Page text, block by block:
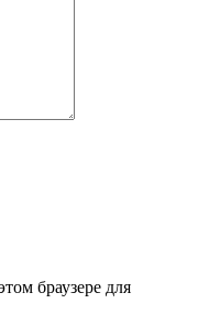
браузере для